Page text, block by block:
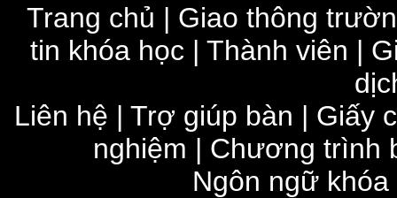
Trang chủ | Giao thông
tin khóa học | Thành viên |
Liên hệ | Trợ giúp bàn | Giấy
nghiệm | Chương trình
Ngôn ngữ khóa